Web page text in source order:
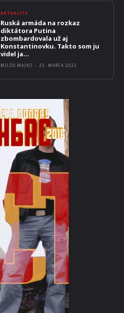
AKTUALITY
Ruská armáda na rozkaz
diktátora Putina
zbombardovala už aj
Konstantinovku. Takto som ju
videl ja…
MILOŠ MAJKO - 25. MARCA 2022